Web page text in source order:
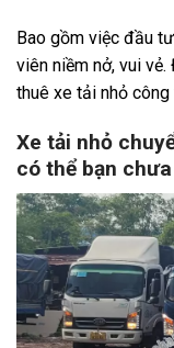
Bao gồm việc đầu
viên niềm nở, vui
thuê xe tải nhỏ
Xe tải nhỏ
có thể bạn